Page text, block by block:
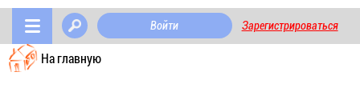
Войти Зарегистрироваться
На главную